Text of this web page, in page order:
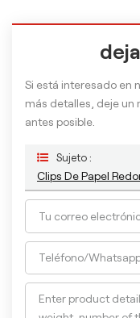
Si está interesado en
más detalles, deje un
antes posible.
Sujeto :